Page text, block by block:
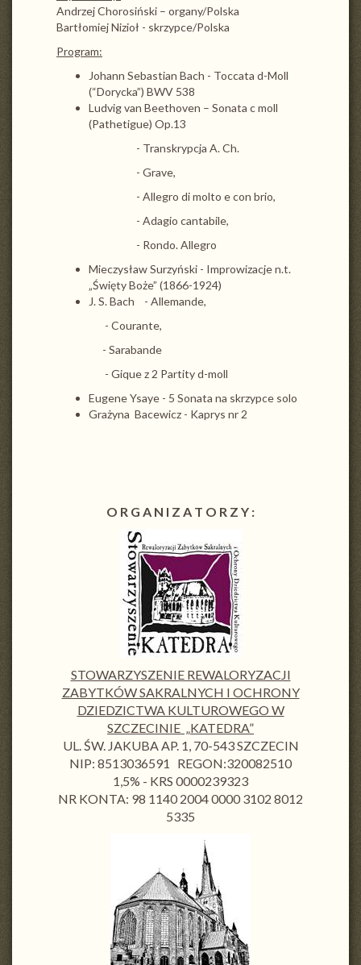
Andrzej Chorosiński – organy/Polska
Bartłomiej Nizioł - skrzypce/Polska
Program:
Johann Sebastian Bach - Toccata d-Moll
(“Dorycka”) BWV 538
Ludvig van Beethoven – Sonata c moll
(Pathetigue) Op.13
- Transkrypcja A. Ch.
- Grave,
- Allegro di molto e con brio,
- Adagio cantabile,
- Rondo. Allegro
Mieczysław Surzyński - Improwizacje n.t.
„Święty Boże” (1866-1924)
J. S. Bach - Allemande,
- Courante,
- Sarabande
- Gique z 2 Partity d-moll
Eugene Ysaye - 5 Sonata na skrzypce solo
Grażyna Bacewicz - Kaprys nr 2
O R G A N I Z A T O R Z Y :
STOWARZYSZENIE REWALORYZACJI
ZABYTKÓW SAKRALNYCH I OCHRONY
DZIEDZICTWA KULTUROWEGO W
SZCZECINIE „KATEDRA”
UL. ŚW. JAKUBA AP. 1, 70-543 SZCZECIN
NIP: 8513036591 REGON:320082510
1,5% - KRS 0000239323
NR KONTA: 98 1140 2004 0000 3102 8012
5335